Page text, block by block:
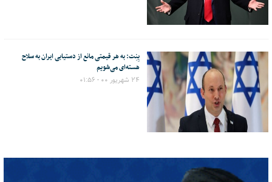
بِنِت:‌ به هر قیمتی مانع از دستیابی ایران به سلاح
هسته‌ای می‌شویم
۲۴ شهریور ۰۰ - ۰۱:۵۶